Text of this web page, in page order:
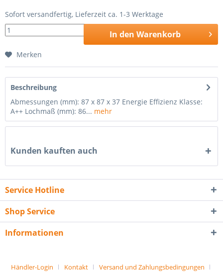
Sofort versandfertig, Lieferzeit ca. 1-3 Werktage
In den Warenkorb
Merken
Beschreibung
Abmessungen (mm): 87 x 87 x 37 Energie Effizienz Klasse:
A++ Lochmaß (mm): 86... mehr
Kunden kauften auch
Service Hotline
Shop Service
Informationen
Händler-Login Kontakt Versand und Zahlungsbedingungen